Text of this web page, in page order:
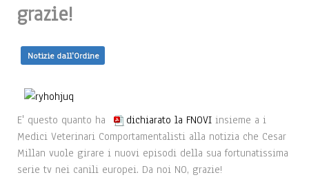
grazie!
Notizie dall'Ordine
E' questo quanto ha dichiarato la FNOVI insieme a i
Medici Veterinari Comportamentalisti alla notizia che Cesar
Millan vuole girare i nuovi episodi della sua fortunatissima
serie tv nei canili europei. Da noi NO, grazie!